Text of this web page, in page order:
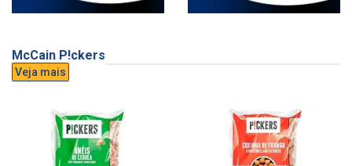
McCain P!ckers
Veja mais